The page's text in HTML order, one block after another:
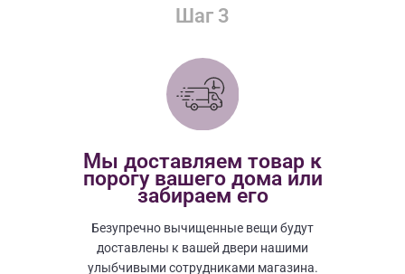
Шаг 3
Мы доставляем товар к
порогу вашего дома или
забираем его
Безупречно вычищенные вещи будут
доставлены к вашей двери нашими
улыбчивыми сотрудниками магазина.